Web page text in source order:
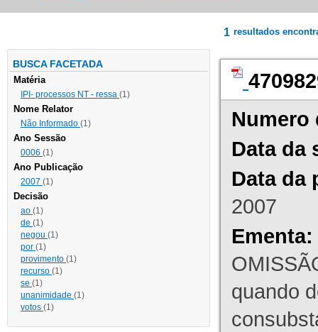
BUSCA FACETADA
Matéria
IPI- processos NT - ressa (1)
Nome Relator
Não Informado (1)
Ano Sessão
0006 (1)
Ano Publicação
2007 (1)
Decisão
ao (1)
de (1)
negou (1)
por (1)
provimento (1)
recurso (1)
se (1)
unanimidade (1)
votos (1)
1 resultados
Numero
Data da
Data da
2007
Ementa:
quando